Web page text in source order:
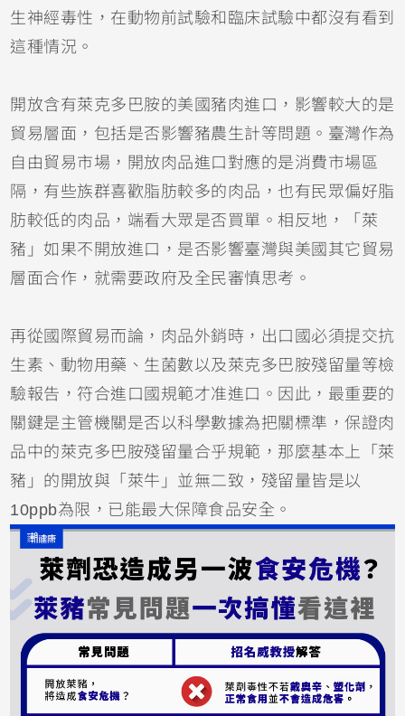
生神經毒性，在動物前試驗和臨床試驗中都沒有看到
這種情況。
開放含有萊克多巴胺的美國豬肉進口，影響較大的是
貿易層面，包括是否影響豬農生計等問題。臺灣作為
自由貿易市場，開放肉品進口對應的是消費市場區
隔，有些族群喜歡脂肪較多的肉品，也有民眾偏好脂
肪較低的肉品，端看大眾是否買單。相反地，「萊
豬」如果不開放進口，是否影響臺灣與美國其它貿易
層面合作，就需要政府及全民審慎思考。
再從國際貿易而論，肉品外銷時，出口國必須提交抗
生素、動物用藥、生菌數以及萊克多巴胺殘留量等檢
驗報告，符合進口國規範才准進口。因此，最重要的
關鍵是主管機關是否以科學數據為把關標準，保證肉
品中的萊克多巴胺殘留量合乎規範，那麼基本上「萊
豬」的開放與「萊牛」並無二致，殘留量皆是以
10ppb為限，已能最大保障食品安全。